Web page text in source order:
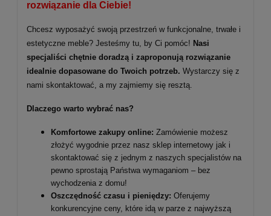
rozwiązanie dla Ciebie!
Chcesz wyposażyć swoją przestrzeń w funkcjonalne, trwałe i
estetyczne meble? Jesteśmy tu, by Ci pomóc! Nasi
specjaliści chętnie doradzą i zaproponują rozwiązanie
idealnie dopasowane do Twoich potrzeb. Wystarczy się z
nami skontaktować, a my zajmiemy się resztą.
Dlaczego warto wybrać nas?
Komfortowe zakupy online: Zamówienie możesz
złożyć wygodnie przez nasz sklep internetowy jak i
skontaktować się z jednym z naszych specjalistów na
pewno sprostają Państwa wymaganiom – bez
wychodzenia z domu!
Oszczędność czasu i pieniędzy: Oferujemy
konkurencyjne ceny, które idą w parze z najwyższą